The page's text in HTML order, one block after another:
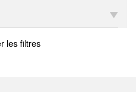
les filtres